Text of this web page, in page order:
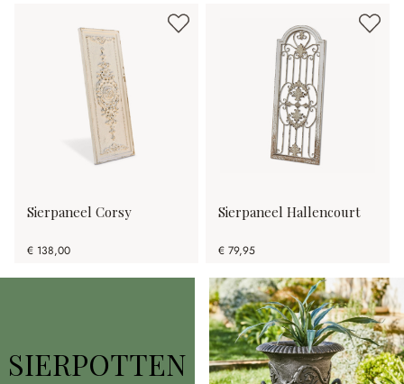
Sierpaneel Corsy
€ 138,00
Sierpaneel Hallencourt
€ 79,95
SIERPOTTEN